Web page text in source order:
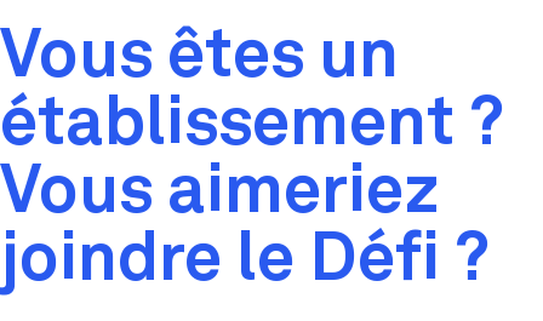
Vous êtes un
établissement ?
Vous aimeriez
joindre le Défi ?